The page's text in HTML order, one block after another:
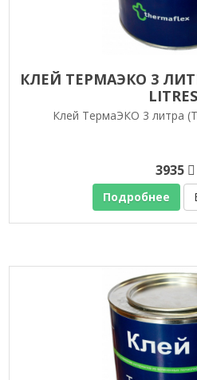
КЛЕЙ ТЕРМАЭКО 3
Клей ТермаЭКО 3 литра
3935
Подробнее